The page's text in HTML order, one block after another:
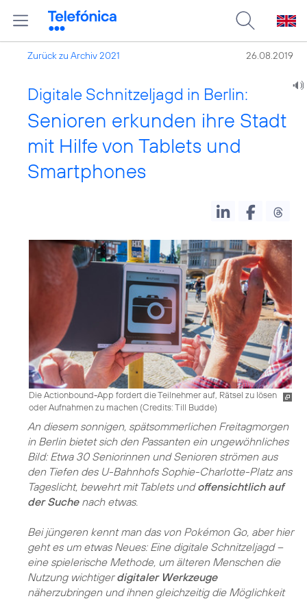
Zurück zu Archiv 2021 26.08.2019
Digitale Schnitzeljagd in Berlin:
Senioren erkunden ihre Stadt
mit Hilfe von Tablets und
Smartphones
Die Actionbound-App fordert die Teilnehmer auf, Rätsel zu lösen
oder Aufnahmen zu machen (Credits: Till Budde)
An diesem sonnigen, spätsommerlichen Freitagmorgen
in Berlin bietet sich den Passanten ein ungewöhnliches
Bild: Etwa 30 Seniorinnen und Senioren strömen aus
den Tiefen des U-Bahnhofs Sophie-Charlotte-Platz ans
Tageslicht, bewehrt mit Tablets undoffensichtlich auf
der Suchenach etwas.
Bei jüngeren kennt man das von Pokémon Go, aber hier
geht es um etwas Neues: Eine digitale Schnitzeljagd –
eine spielerische Methode, um älteren Menschen die
Nutzung wichtigerdigitaler Werkzeuge
näherzubringen und ihnen gleichzeitig die Möglichkeit